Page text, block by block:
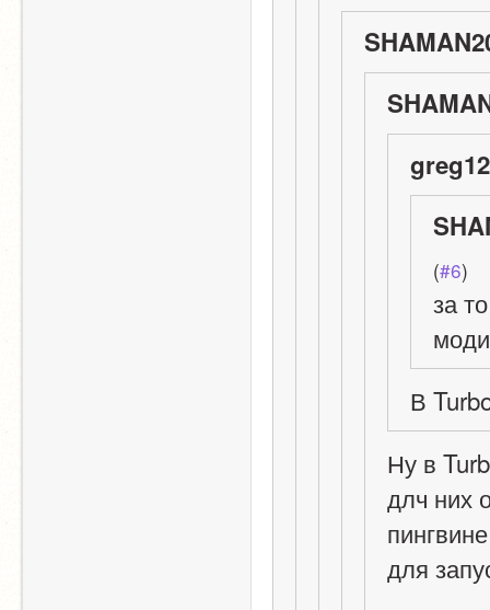
(#6)
за
В
Ну в
длч них
для